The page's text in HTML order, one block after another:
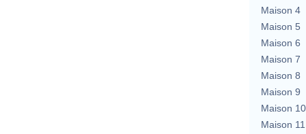
Maison 4
Maison 5
Maison 6
Maison 7
Maison 8
Maison 9
Maison 10
Maison 11